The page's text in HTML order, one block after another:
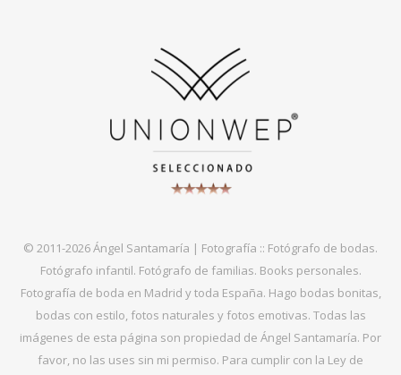
© 2011-2026 Ángel Santamaría | Fotografía :: Fotógrafo de bodas.
Fotógrafo infantil. Fotógrafo de familias. Books personales.
Fotografía de boda en Madrid y toda España. Hago bodas bonitas,
bodas con estilo, fotos naturales y fotos emotivas. Todas las
imágenes de esta página son propiedad de Ángel Santamaría. Por
favor, no las uses sin mi permiso. Para cumplir con la Ley de